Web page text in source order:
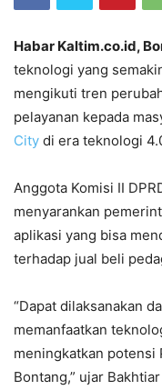
Habar Kaltim.co.id,
teknologi yang
mengikuti tren
pelayanan kepada
City di era teknologi
Anggota Komisi II
menyarankan
aplikasi yang bisa
terhadap jual beli
“Dapat dilaksanakan
memanfaatkan
meningkatkan potensi
Bontang,” ujar